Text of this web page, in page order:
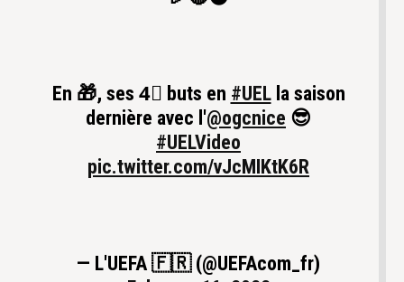
En 🎁, ses 4⃣ buts en #UELla saison
dernière avec l'@ogcnice 😎
#UELVideo
pic.twitter.com/vJcMIKtK6R
— L'UEFA 🇫🇷 (@UEFAcom_fr)